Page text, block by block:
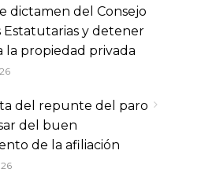
dictamen del Consejo
Estatutarias y detener
la propiedad privada
del repunte del paro
del buen
de la afiliación